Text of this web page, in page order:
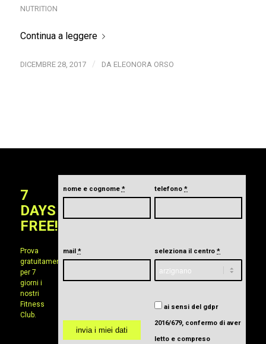
NUTRITION
Continua a leggere
DICEMBRE 28, 2017 / DA ELEONORA ORSO
7
DAYS
FREE!
Prova
gratuitamente
per 7
giorni i
nostri
Fitness
Club.
nome e cognome * telefono*
mail * seleziona il centro*
ai sensi del gdpr
2016/679, confermo di aver
letto e compreso